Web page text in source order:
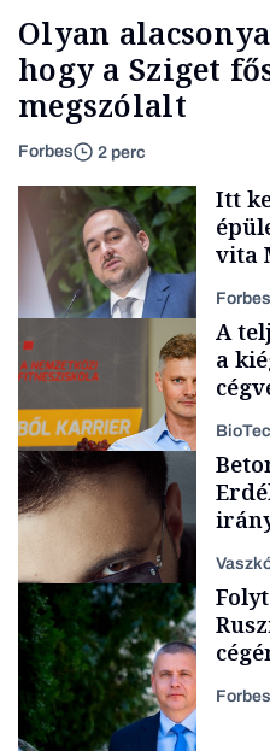
Olyan
hogy a Sziget
megszólalt
Forbes 2 perc
Magyar cégek
Itt
vita
Forbes
Content Lab HUB
A
a
Forbes-sztori
Forbes